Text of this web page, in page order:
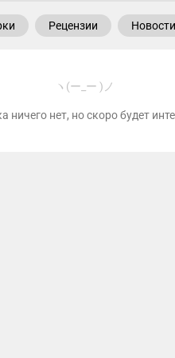
Рецензии Новости
ヽ(ー_ー )ノ
ничего нет, но скоро будет